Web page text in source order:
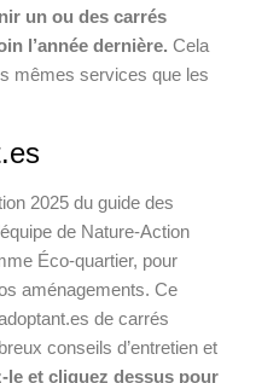
un ou des carrés
l’année dernière. Cela
mêmes services que les
2025 du guide des
de Nature-Action
Éco-quartier, pour
aménagements. Ce
de carrés
conseils d’entretien et
le et cliquez dessus pour